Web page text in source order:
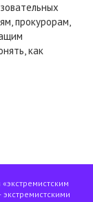
прокурорам,
как